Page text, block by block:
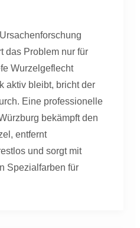
das Problem nur für
Wurzelgeflecht
aktiv bleibt, bricht der
Eine professionelle
bekämpft den
entfernt
und sorgt mit
Spezialfarben für